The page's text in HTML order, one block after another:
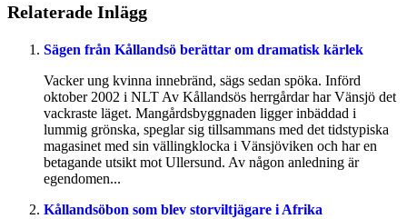
Relaterade Inlägg
Sägen från Kållandsö berättar om dramatisk kärlek
Vacker ung kvinna innebränd, sägs sedan spöka. Införd
oktober 2002 i NLT Av Kållandsös herrgårdar har Vänsjö det
vackraste läget. Mangårdsbyggnaden ligger inbäddad i
lummig grönska, speglar sig tillsammans med det tidstypiska
magasinet med sin vällingklocka i Vänsjöviken och har en
betagande utsikt mot Ullersund. Av någon anledning är
egendomen...
Kållandsöbon som blev storviltjägare i Afrika